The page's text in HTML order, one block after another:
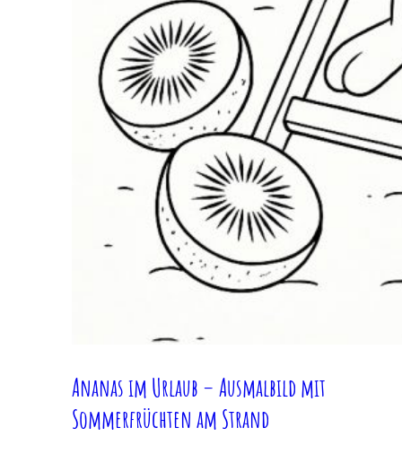
Ananas im Urlaub – Ausmalbild mit
Sommerfrüchten am Strand